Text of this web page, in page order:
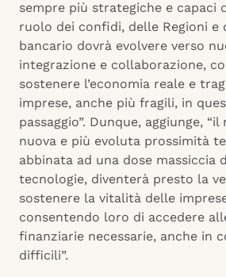
sempre più strategiche e capaci
ruolo dei confidi, delle Regioni e
bancario dovrà evolvere verso
integrazione e collaborazione,
sostenere l’economia reale e
imprese, anche più fragili, in
passaggio”. Dunque, aggiunge,
nuova e più evoluta prossimità
abbinata ad una dose massiccia
tecnologie, diventerà presto la
sostenere la vitalità delle
consentendo loro di accedere
finanziarie necessarie, anche in
difficili”.